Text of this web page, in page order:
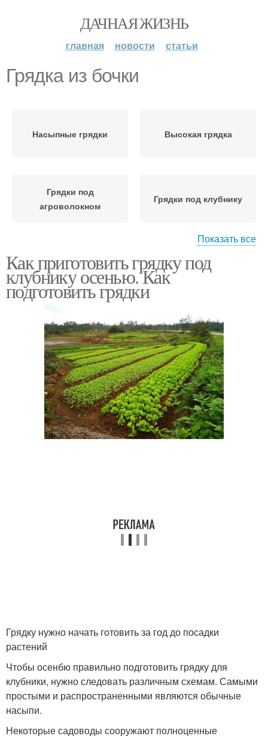
ДАЧНАЯ ЖИЗНЬ
главная новости статьи
Грядка из бочки
Насыпные грядки Высокая грядка
Грядки под
агроволокном
Грядки под клубнику
Классические грядки Немецкие грядки
Грядки для клубники Грядка для клубники
Горизонтальные грядки Низкие грядки
Грядка из автошины Вертикальные грядки
Показать все
Как приготовить грядку под
клубнику осенью. Как
подготовить грядки
Грядку нужно начать готовить за год до посадки
растений
Чтобы осенбю правильно подготовить грядку для
клубники, нужно следовать различным схемам. Самыми
простыми и распространенными являются обычные
насыпи.
Некоторые садоводы сооружают полноценные